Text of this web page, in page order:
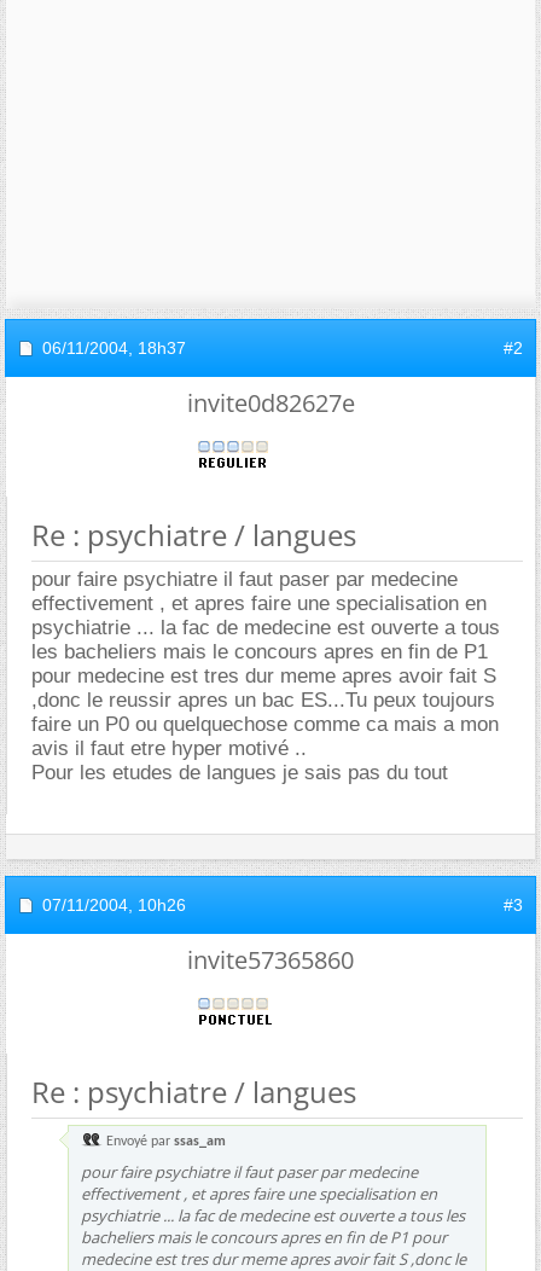
06/11/2004, 18h37 #2
invite0d82627e
Re : psychiatre / langues
pour faire psychiatre il faut paser par medecine
effectivement , et apres faire une specialisation en
psychiatrie ... la fac de medecine est ouverte a tous
les bacheliers mais le concours apres en fin de P1
pour medecine est tres dur meme apres avoir fait S
,donc le reussir apres un bac ES...Tu peux toujours
faire un P0 ou quelquechose comme ca mais a mon
avis il faut etre hyper motivé ..
Pour les etudes de langues je sais pas du tout
07/11/2004, 10h26 #3
invite57365860
Re : psychiatre / langues
Envoyé par ssas_am
pour faire psychiatre il faut paser par medecine
effectivement , et apres faire une specialisation en
psychiatrie ... la fac de medecine est ouverte a tous les
bacheliers mais le concours apres en fin de P1 pour
medecine est tres dur meme apres avoir fait S ,donc le